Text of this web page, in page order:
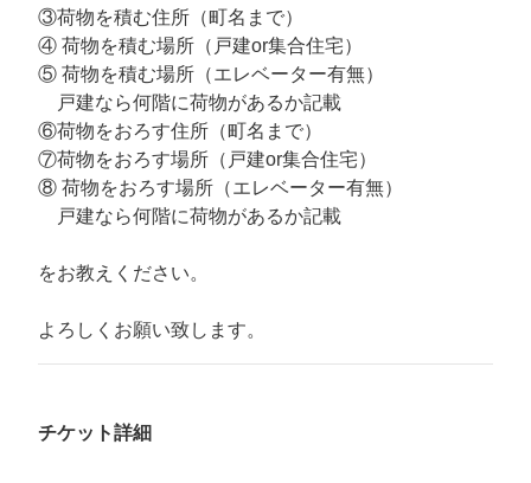
③荷物を積む住所（町名まで）
④ 荷物を積む場所（戸建or集合住宅）
⑤ 荷物を積む場所（エレベーター有無）
戸建なら何階に荷物があるか記載
⑥荷物をおろす住所（町名まで）
⑦荷物をおろす場所（戸建or集合住宅）
⑧ 荷物をおろす場所（エレベーター有無）
戸建なら何階に荷物があるか記載
をお教えください。
よろしくお願い致します。
チケット詳細